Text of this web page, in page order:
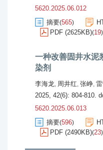
5620.2025.06.012
摘要(565)
PDF (2625KB)(19)
一种改善固井水泥
染剂
李海龙, 周井红, 张峥,
2025, 42(6): 804-810.
5620.2025.06.013
摘要(596)
PDF (2490KB)(23)